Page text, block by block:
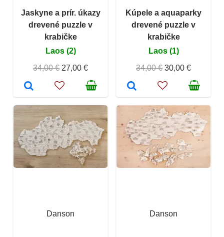
Jaskyne a prír. úkazy
drevené puzzle v
krabičke
Laos (2)
34,00 € 27,00 €
Kúpele a aquaparky
drevené puzzle v
krabičke
Laos (1)
34,00 € 30,00 €
Danson Danson